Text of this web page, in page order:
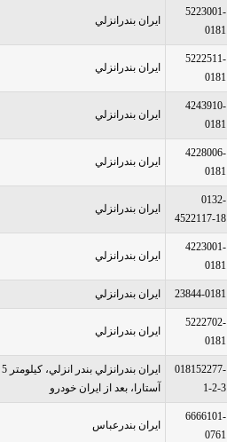
5223001-
0181
ایران بندرانزلي
5222511-
0181
ایران بندرانزلي
4243910-
0181
ایران بندرانزلي
4228006-
0181
ایران بندرانزلي
0132-
4522117-18
ایران بندرانزلي
4223001-
0181
ایران بندرانزلي
23844-0181 ایران بندرانزلي
5222702-
0181
ایران بندرانزلي
018152277-
1-2-3
آستارا، بعد از ايران خودرو
6666101-
0761
ایران بندرعباس